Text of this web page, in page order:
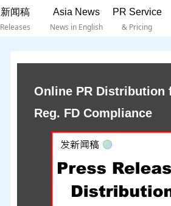
新闻稿
Releases
Asia News
News in English
PR Service
& Pricing
Online PR Distribution
Reg. FD Compliance